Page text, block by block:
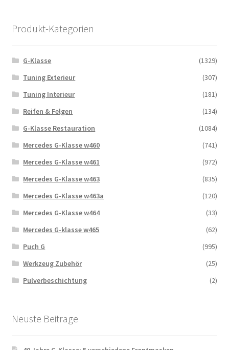
Produkt-Kategorien
G-Klasse
(1329)
Tuning Exterieur
(307)
Tuning Interieur
(181)
Reifen & Felgen
(134)
G-Klasse Restauration
(1084)
Mercedes G-Klasse w460
(741)
Mercedes G-Klasse w461
(972)
Mercedes G-Klasse w463
(835)
Mercedes G-Klasse w463a
(120)
Mercedes G-Klasse w464
(33)
Mercedes G-klasse w465
(62)
Puch G
(995)
Werkzeug Zubehör
(25)
Pulverbeschichtung
(2)
Neuste Beitrage